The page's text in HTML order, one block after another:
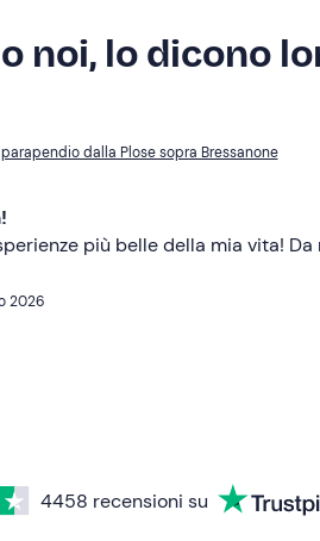
noi, lo dicono
dalla Plose sopra Bressanone
più belle della mia vita!
2026
4458 recensioni su